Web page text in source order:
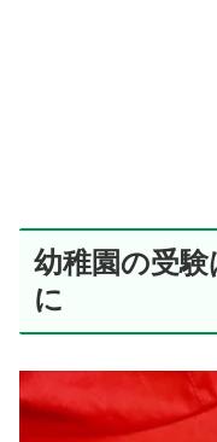
幼稚園の受
に